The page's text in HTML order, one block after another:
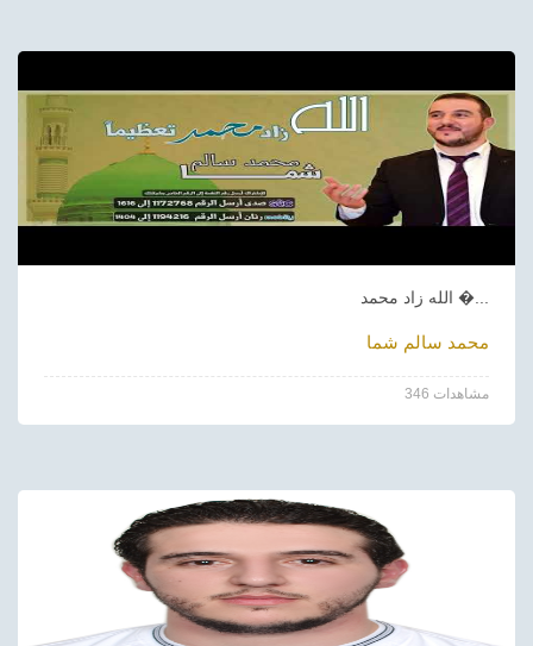
الله زاد محمد �...
محمد سالم شما
346 مشاهدات